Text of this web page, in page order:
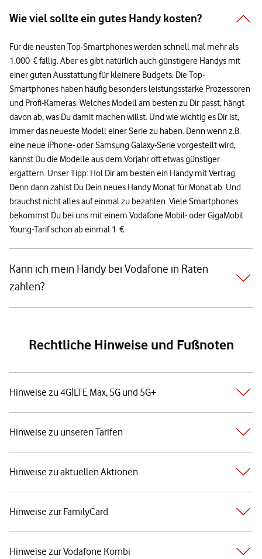
Wie viel sollte ein gutes Handy kosten?
Für die neusten Top-Smartphones werden schnell mal mehr als
1.000 € fällig. Aber es gibt natürlich auch günstigere Handys mit
einer guten Ausstattung für kleinere Budgets. Die Top-
Smartphones haben häufig besonders leistungsstarke Prozessoren
und Profi-Kameras. Welches Modell am besten zu Dir passt, hängt
davon ab, was Du damit machen willst. Und wie wichtig es Dir ist,
immer das neueste Modell einer Serie zu haben. Denn wenn z.B.
eine neue iPhone- oder Samsung Galaxy-Serie vorgestellt wird,
kannst Du die Modelle aus dem Vorjahr oft etwas günstiger
ergattern. Unser Tipp: Hol Dir am besten ein Handy mit Vertrag.
Denn dann zahlst Du Dein neues Handy Monat für Monat ab. Und
brauchst nicht alles auf einmal zu bezahlen. Viele Smartphones
bekommst Du bei uns mit einem Vodafone Mobil- oder GigaMobil
Young-Tarif schon ab einmal 1 €.
Kann ich mein Handy bei Vodafone in Raten
zahlen?
Rechtliche Hinweise und Fußnoten
Hinweise zu 4G|LTE Max, 5G und 5G+
Hinweise zu unseren Tarifen
Hinweise zu aktuellen Aktionen
Hinweise zur FamilyCard
Hinweise zur Vodafone Kombi